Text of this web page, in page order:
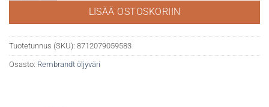
LISÄÄ OSTOSKORIIN
Tuotetunnus (SKU): 8712079059583
Osasto: Rembrandt öljyväri